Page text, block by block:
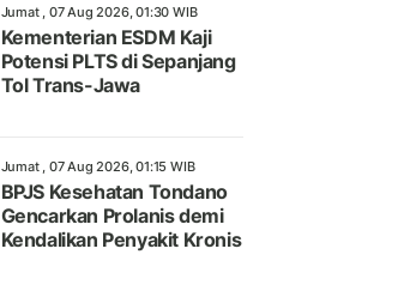
Jumat , 07 Aug 2026, 01:30 WIB
Kementerian ESDM Kaji
Potensi PLTS di Sepanjang
Tol Trans-Jawa
Jumat , 07 Aug 2026, 01:15 WIB
BPJS Kesehatan Tondano
Gencarkan Prolanis demi
Kendalikan Penyakit Kronis